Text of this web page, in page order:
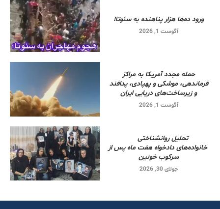
ورود ده‌ها هزار پناهنده به سئوتا!
آگوست 1, 2026
حمله مجدد آمریکا به مراکز
فرماندهی، موشکی و پهپادی، پدافند
و زیرساخت‌های دریایی ایران
آگوست 1, 2026
تحلیل روانشناختی
خانواده‌های دادخواه هفت ماه پس از
سرکوب خونین
جولای 30, 2026